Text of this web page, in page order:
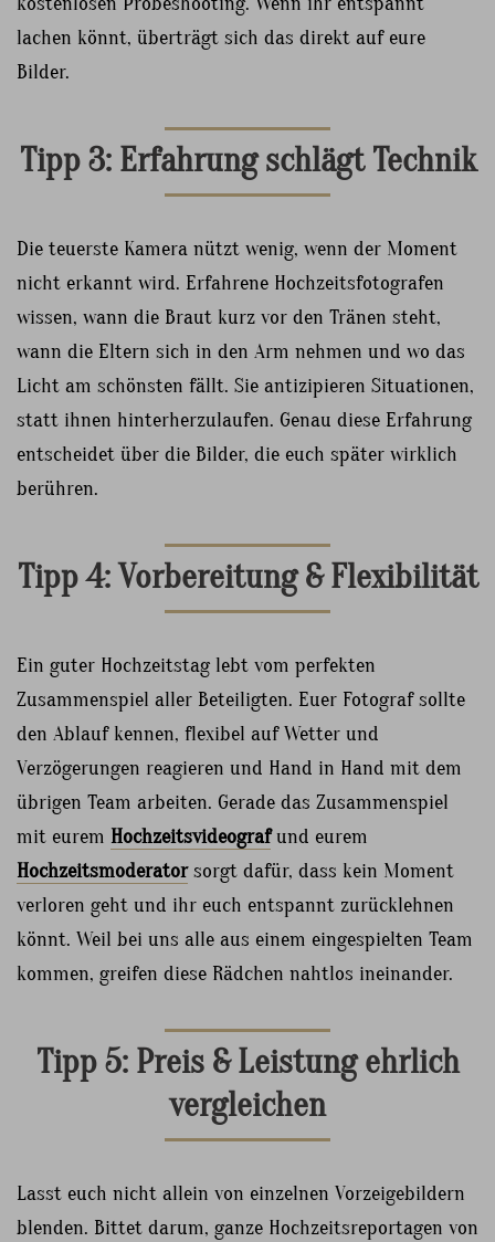
lachen könnt, überträgt sich das direkt auf eure
Bilder.
Tipp 3: Erfahrung schlägt Technik
Die teuerste Kamera nützt wenig, wenn der Moment
nicht erkannt wird. Erfahrene Hochzeitsfotografen
wissen, wann die Braut kurz vor den Tränen steht,
wann die Eltern sich in den Arm nehmen und wo das
Licht am schönsten fällt. Sie antizipieren Situationen,
statt ihnen hinterherzulaufen. Genau diese Erfahrung
entscheidet über die Bilder, die euch später wirklich
berühren.
Tipp 4: Vorbereitung & Flexibilität
Ein guter Hochzeitstag lebt vom perfekten
Zusammenspiel aller Beteiligten. Euer Fotograf sollte
den Ablauf kennen, flexibel auf Wetter und
Verzögerungen reagieren und Hand in Hand mit dem
übrigen Team arbeiten. Gerade das Zusammenspiel
mit eurem Hochzeitsvideografund eurem
Hochzeitsmoderatorsorgt dafür, dass kein Moment
verloren geht und ihr euch entspannt zurücklehnen
könnt. Weil bei uns alle aus einem eingespielten Team
kommen, greifen diese Rädchen nahtlos ineinander.
Tipp 5: Preis & Leistung ehrlich
vergleichen
Lasst euch nicht allein von einzelnen Vorzeigebildern
blenden. Bittet darum, ganze Hochzeitsreportagen von